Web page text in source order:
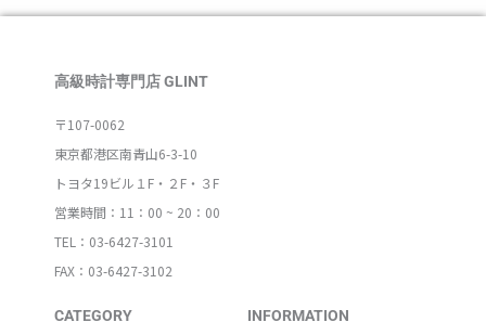
高級時計専門店 GLINT
〒107-0062
東京都港区南青山6-3-10
トヨタ19ビル１F・２F・３F
営業時間：11：00 ~ 20：00
TEL：03-6427-3101
FAX：03-6427-3102
CATEGORY INFORMATION